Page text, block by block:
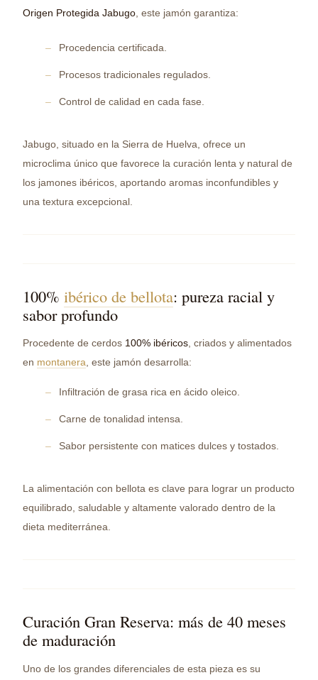
Origen Protegida Jabugo , este jamón garantiza:
Procedencia certificada.
Procesos tradicionales regulados.
Control de calidad en cada fase.
Jabugo, situado en la Sierra de Huelva, ofrece un
microclima único que favorece la curación lenta y natural de
los jamones ibéricos, aportando aromas inconfundibles y
una textura excepcional.
100% ibérico de bellota: pureza racial y
sabor profundo
Procedente de cerdos 100% ibéricos, criados y alimentados
en montanera, este jamón desarrolla:
Infiltración de grasa rica en ácido oleico.
Carne de tonalidad intensa.
Sabor persistente con matices dulces y tostados.
La alimentación con bellota es clave para lograr un producto
equilibrado, saludable y altamente valorado dentro de la
dieta mediterránea.
Curación Gran Reserva: más de 40 meses
de maduración
Uno de los grandes diferenciales de esta pieza es su